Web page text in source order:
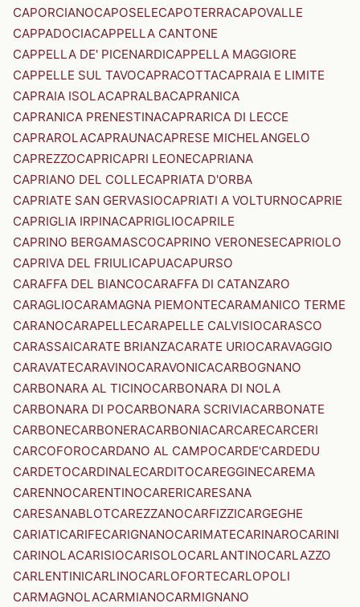
CAPORCIANOCAPOSELECAPOTERRACAPOVALLE
CAPPADOCIACAPPELLA CANTONE
CAPPELLA DE' PICENARDICAPPELLA MAGGIORE
CAPPELLE SUL TAVOCAPRACOTTACAPRAIA E LIMITE
CAPRAIA ISOLACAPRALBACAPRANICA
CAPRANICA PRENESTINACAPRARICA DI LECCE
CAPRAROLACAPRAUNACAPRESE MICHELANGELO
CAPREZZOCAPRICAPRI LEONECAPRIANA
CAPRIANO DEL COLLECAPRIATA D'ORBA
CAPRIATE SAN GERVASIOCAPRIATI A VOLTURNOCAPRIE
CAPRIGLIA IRPINACAPRIGLIOCAPRILE
CAPRINO BERGAMASCOCAPRINO VERONESECAPRIOLO
CAPRIVA DEL FRIULICAPUACAPURSO
CARAFFA DEL BIANCOCARAFFA DI CATANZARO
CARAGLIOCARAMAGNA PIEMONTECARAMANICO TERME
CARANOCARAPELLECARAPELLE CALVISIOCARASCO
CARASSAICARATE BRIANZACARATE URIOCARAVAGGIO
CARAVATECARAVINOCARAVONICACARBOGNANO
CARBONARA AL TICINOCARBONARA DI NOLA
CARBONARA DI POCARBONARA SCRIVIACARBONATE
CARBONECARBONERACARBONIACARCARECARCERI
CARCOFOROCARDANO AL CAMPOCARDE'CARDEDU
CARDETOCARDINALECARDITOCAREGGINECAREMA
CARENNOCARENTINOCARERICARESANA
CARESANABLOTCAREZZANOCARFIZZICARGEGHE
CARIATICARIFECARIGNANOCARIMATECARINAROCARINI
CARINOLACARISIOCARISOLOCARLANTINOCARLAZZO
CARLENTINICARLINOCARLOFORTECARLOPOLI
CARMAGNOLACARMIANOCARMIGNANO